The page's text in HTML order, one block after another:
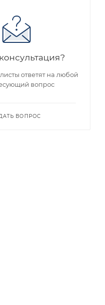
ответят на любой
вопрос
ВОПРОС